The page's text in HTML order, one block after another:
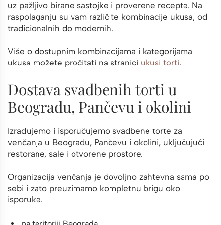
uz pažljivo birane sastojke i proverene recepte. Na
raspolaganju su vam različite kombinacije ukusa, od
tradicionalnih do modernih.
Više o dostupnim kombinacijama i kategorijama
ukusa možete pročitati na stranici ukusi torti.
Dostava svadbenih torti u
Beogradu, Pančevu i okolini
Izrađujemo i isporučujemo svadbene torte za
venčanja u Beogradu, Pančevu i okolini, uključujući
restorane, sale i otvorene prostore.
Organizacija venčanja je dovoljno zahtevna sama po
sebi i zato preuzimamo kompletnu brigu oko
isporuke.